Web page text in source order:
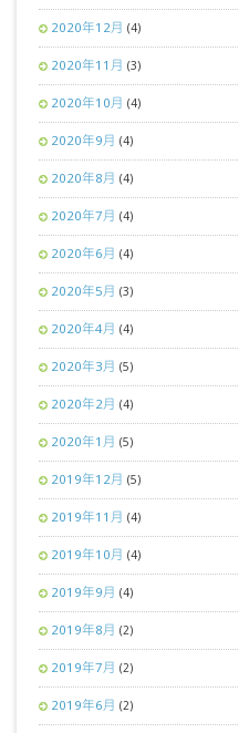
2020年12月 (4)
2020年11月 (3)
2020年10月 (4)
2020年9月 (4)
2020年8月 (4)
2020年7月 (4)
2020年6月 (4)
2020年5月 (3)
2020年4月 (4)
2020年3月 (5)
2020年2月 (4)
2020年1月 (5)
2019年12月 (5)
2019年11月 (4)
2019年10月 (4)
2019年9月 (4)
2019年8月 (2)
2019年7月 (2)
2019年6月 (2)